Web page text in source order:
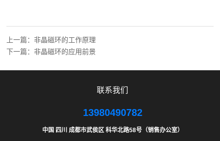
上一篇：非晶磁环的工作原理
下一篇：非晶磁环的应用前景
联系我们
13980490782
中国 四川 成都市武侯区 科华北路58号（销售办公室）